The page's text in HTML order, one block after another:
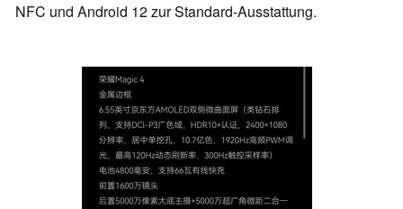
NFC und Android 12 zur Standard-Ausstattung.